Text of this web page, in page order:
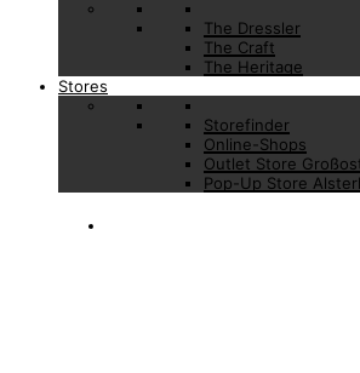
The Dressler
The Craft
The Heritage
Stores
Storefinder
Online-Shops
Outlet Store
Pop-Up Store